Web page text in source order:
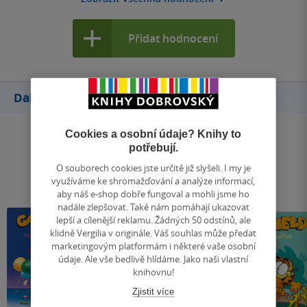
Přidat hodnocení
Další knihy autora
Cookies a osobní údaje? Knihy to
potřebují.
O souborech cookies jste určitě již slyšeli. I my je
využíváme ke shromažďování a analýze informací,
aby náš e-shop dobře fungoval a mohli jsme ho
nadále zlepšovat. Také nám pomáhají ukazovat
lepší a cílenější reklamu. Žádných 50 odstínů, ale
klidně Vergilia v originále. Váš souhlas může předat
marketingovým platformám i některé vaše osobní
údaje. Ale vše bedlivě hlídáme. Jako naši vlastní
knihovnu!
Zjistit více